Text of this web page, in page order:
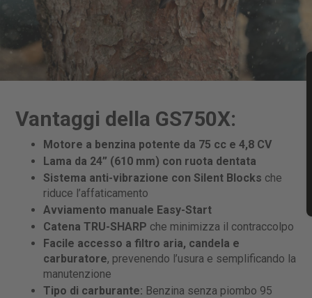
Vantaggi della GS750X:
Motore a benzina potente da 75 cc e 4,8 CV
Lama da 24” (610 mm) con ruota dentata
Sistema anti-vibrazione con Silent Blocks che
riduce l’affaticamento
Avviamento manuale Easy-Start
Catena TRU-SHARP che minimizza il contraccolpo
Facile accesso a filtro aria, candela e
carburatore, prevenendo l’usura e semplificando la
manutenzione
Tipo di carburante: Benzina senza piombo 95